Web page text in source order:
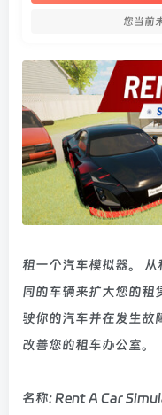
您当前
租一个汽车模拟器。
同的车辆来扩大您的租
驶你的汽车并在发生故
改善您的租车办公室。
名称: Rent A Car